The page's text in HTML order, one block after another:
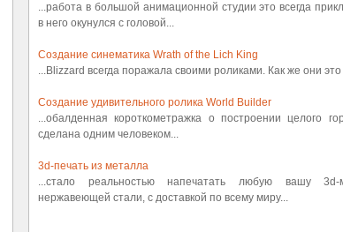
...работа в большой анимационной студии это всегда
в него окунулся с головой...
Создание синематика Wrath of the Lich King
...Blizzard всегда поражала своими роликами. Как же они
Создание удивительного ролика World Builder
...обалденная короткометражка о построении целого
сделана одним человеком...
3d-печать из металла
...стало реальностью напечатать любую вашу 3d-
нержавеющей стали, с доставкой по всему миру...